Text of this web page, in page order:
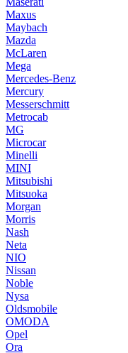
Maxus
Maybach
Mazda
McLaren
Mega
Mercedes-Benz
Mercury
Messerschmitt
Metrocab
MG
Microcar
Minelli
MINI
Mitsubishi
Mitsuoka
Morgan
Morris
Nash
Neta
NIO
Nissan
Noble
Nysa
Oldsmobile
OMODA
Opel
Ora